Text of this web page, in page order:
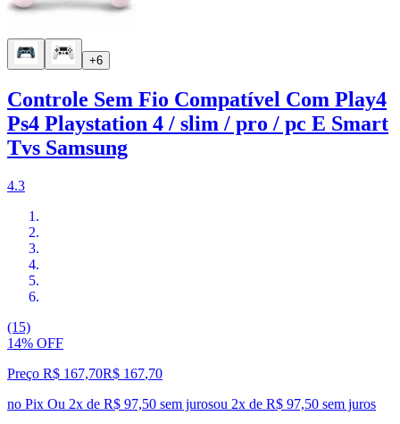
+6
Controle Sem Fio Compatível Com Play4
Ps4 Playstation 4 / slim / pro / pc E Smart
Tvs Samsung
4.3
(15)
14% OFF
Preço R$ 167,70R$ 167,70
no Pix Ou 2x de R$ 97,50 sem jurosou 2x de R$ 97,50 sem juros